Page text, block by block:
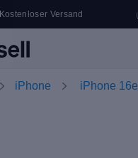
Kostenloser Versand
iPhone iPhone 16e